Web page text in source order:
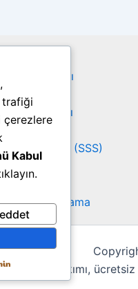
Politikası
Politikası
Şartları
Telif Hakları
Sorular (SSS)
Hakkımızda
İletişim
Hesaplama
bakımı,
trafiği
çerezlere
Kabul